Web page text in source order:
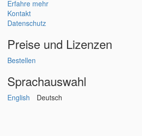
Erfahre mehr
Kontakt
Datenschutz
Preise und Lizenzen
Bestellen
Sprachauswahl
English Deutsch